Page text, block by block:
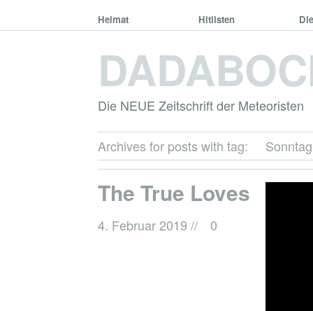
Heimat Hitlisten
Die NEUE Zeitschrift der Meteoristen
Archives for posts with tag: Sonntag
The True Loves
4. Februar 2019 // 0